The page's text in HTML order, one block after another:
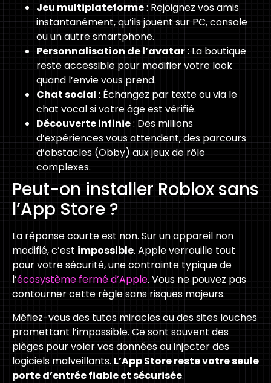
Jeu multiplateforme: Rejoignez vos amis
instantanément, qu’ils jouent sur PC, console
ou un autre smartphone.
Personnalisation de l’avatar: La boutique
reste accessible pour modifier votre look
quand l’envie vous prend.
Chat social : Échangez par texte ou via le
chat vocal si votre âge est vérifié.
Découverte infinie: Des millions
d’expériences vous attendent, des parcours
d’obstacles (Obby) aux jeux de rôle
complexes.
Peut-on installer Roblox sans
l’App Store ?
La réponse courte est non. Sur un appareil non
modifié, c’est impossible. Apple verrouille tout
pour votre sécurité, une contrainte typique de
l’écosystème fermé d’Apple. Vous ne pouvez pas
contourner cette règle sans risques majeurs.
Méfiez-vous des tutos miracles ou des sites louches
promettant l’impossible. Ce sont souvent des
pièges pour voler vos données ou injecter des
logiciels malveillants. L’App Store reste votre seule
porte d’entrée fiable et sécurisée.